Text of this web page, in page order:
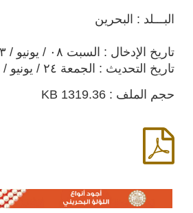
البـــلد : البحرين
تاريخ الإدخال : السبت ٠٨ / يونيو / ٢٠١٣
تاريخ التحديث : الجمعة ٢٤ / يونيو / ٢٠١٦
حجم الملف : 1319.36 KB